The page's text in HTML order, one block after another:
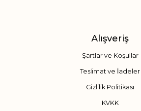
Alışveriş
Şartlar ve Koşullar
Teslimat ve İadeler
Gizlilik Politikası
KVKK